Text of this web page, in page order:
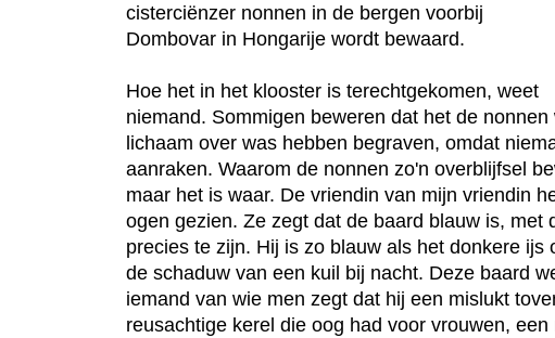
cisterciënzer nonnen in de bergen voorbij
Dombovar in Hongarije wordt bewaard.
Hoe het in het klooster is terechtgekomen, weet
niemand. Sommigen beweren dat het de
lichaam over was hebben begraven, omdat
aanraken. Waarom de nonnen zo'n overblijfsel
maar het is waar. De vriendin van mijn vriendin
ogen gezien. Ze zegt dat de baard blauw is, met
precies te zijn. Hij is zo blauw als het donkere ijs
de schaduw van een kuil bij nacht. Deze baard
iemand van wie men zegt dat hij een mislukt
reusachtige kerel die oog had voor vrouwen,